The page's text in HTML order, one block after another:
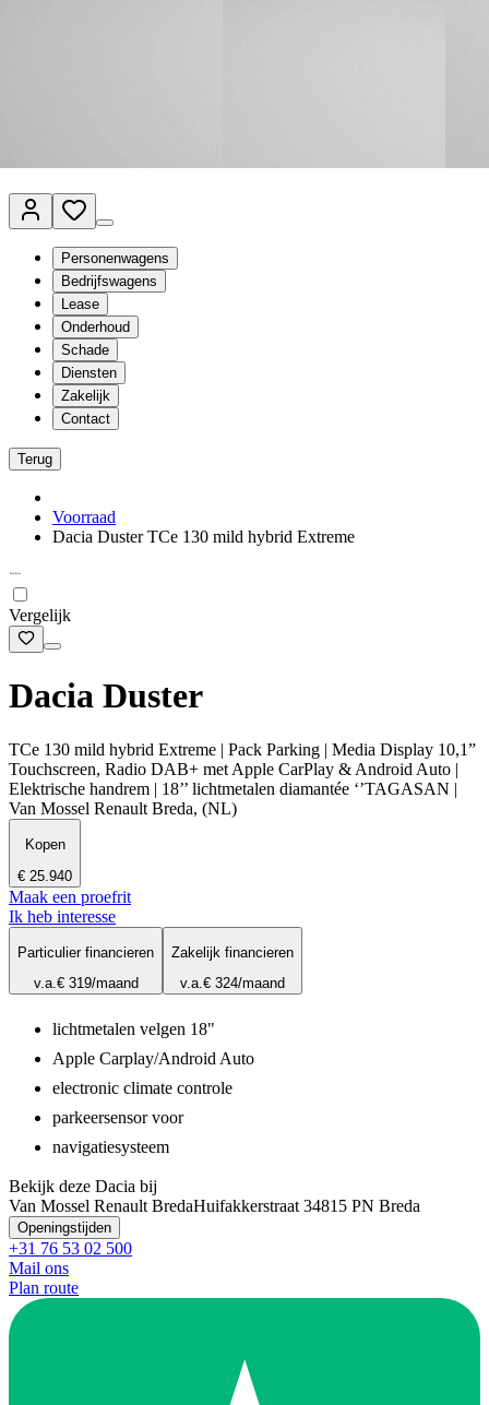
Personenwagens
Bedrijfswagens
Lease
Onderhoud
Schade
Diensten
Zakelijk
Contact
Terug
Voorraad
Dacia Duster TCe 130 mild hybrid Extreme
Vergelijk
Dacia Duster
TCe 130 mild hybrid Extreme | Pack Parking | Media Display 10,1”
Touchscreen, Radio DAB+ met Apple CarPlay & Android Auto |
Elektrische handrem | 18’’ lichtmetalen diamantée ‘’TAGASAN |
Van Mossel Renault Breda, (NL)
Kopen
€ 25.940
Maak een proefrit
Ik heb interesse
Particulier financieren
v.a.€ 319/maand
Zakelijk financieren
v.a.€ 324/maand
lichtmetalen velgen 18"
Apple Carplay/Android Auto
electronic climate controle
parkeersensor voor
navigatiesysteem
Bekijk deze Dacia bij
Van Mossel Renault BredaHuifakkerstraat 34815 PN Breda
Openingstijden
+31 76 53 02 500
Mail ons
Plan route